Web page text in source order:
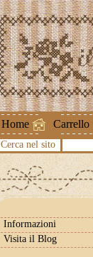
Home Carrello
Cerca nel sito
Informazioni
Visita il Blog